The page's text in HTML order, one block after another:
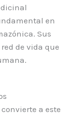
en
Sus
de vida que
a este